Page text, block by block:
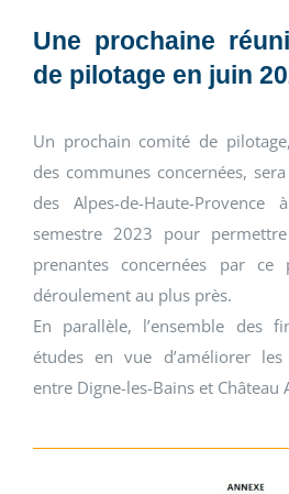
Une prochaine
de pilotage en juin
Un prochain comité de
des communes concernées,
des Alpes-de-Haute-
semestre 2023 pour
prenantes concernées par
déroulement au plus près.
En parallèle, l’ensemble des
études en vue d’améliorer les
entre Digne-les-Bains et Château